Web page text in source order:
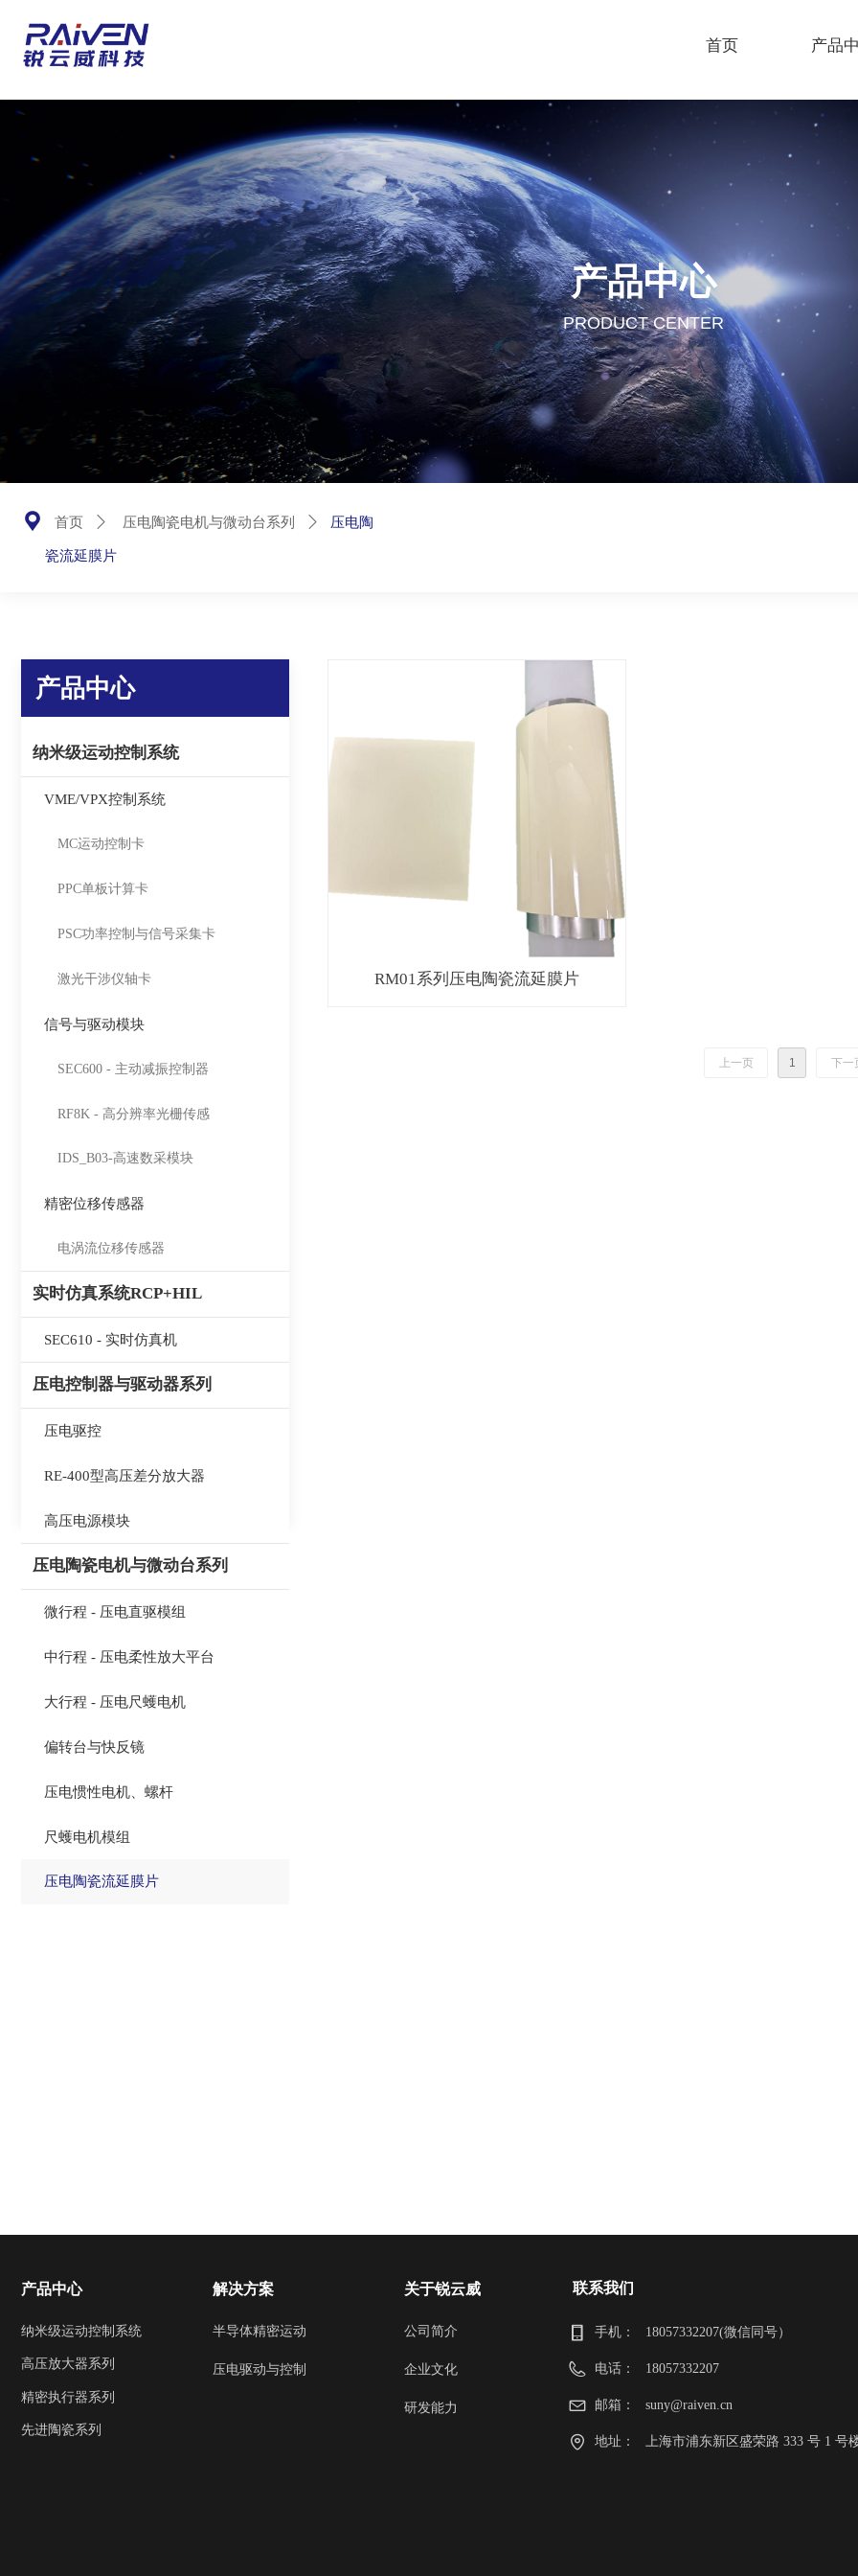
首页 产品
产品中心
PRODUCT CENTER
끇 首页 ꄲ 压电陶瓷电机与微动台系列 ꄲ
压电陶
瓷流延膜片
产品中心
纳米级运动控制系统
VME/VPX控制系统
MC运动控制卡
PPC单板计算卡
PSC功率控制与信号采集卡
激光干涉仪轴卡
信号与驱动模块
SEC600 - 主动减振控制器
RF8K - 高分辨率光栅传感
IDS_B03-高速数采模块
精密位移传感器
电涡流位移传感器
实时仿真系统RCP+HIL
SEC610 - 实时仿真机
压电控制器与驱动器系列
压电驱控
RE-400型高压差分放大器
高压电源模块
压电陶瓷电机与微动台系列
微行程 - 压电直驱模组
中行程 - 压电柔性放大平台
大行程 - 压电尺蠖电机
偏转台与快反镜
压电惯性电机、螺杆
尺蠖电机模组
压电陶瓷流延膜片
RM01系列压电陶瓷流延膜片
上一页 1 下一
产品中心
纳米级运动控制系统
高压放大器系列
精密执行器系列
先进陶瓷系列
解决方案
半导体精密运动
压电驱动与控制
关于锐云威
公司简介
企业文化
研发能力
联系我们
手机： 18057332207(微信同号）
电话： 18057332207
邮箱： suny@raiven.cn
地址： 上海市浦东新区盛荣路 333 号 1 号